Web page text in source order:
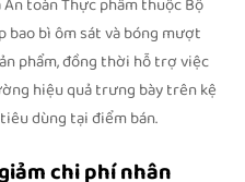
toàn Thực phẩm thuộc Bộ
bao bì ôm sát và bóng mượt
phẩm, đồng thời hỗ trợ việc
hiệu quả trưng bày trên kệ
dùng tại điểm bán.
chi phí nhân